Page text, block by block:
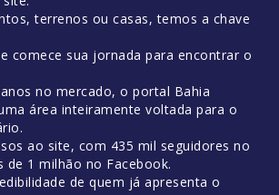
terrenos ou casas, temos a chave
comece sua jornada para encontrar o
no mercado, o portal Bahia
área inteiramente voltada para o
ao site, com 435 mil seguidores no
de 1 milhão no Facebook.
de quem já apresenta o